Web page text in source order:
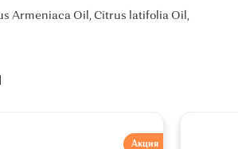
Armeniaca Oil, Citrus latifolia Oil,
Акция